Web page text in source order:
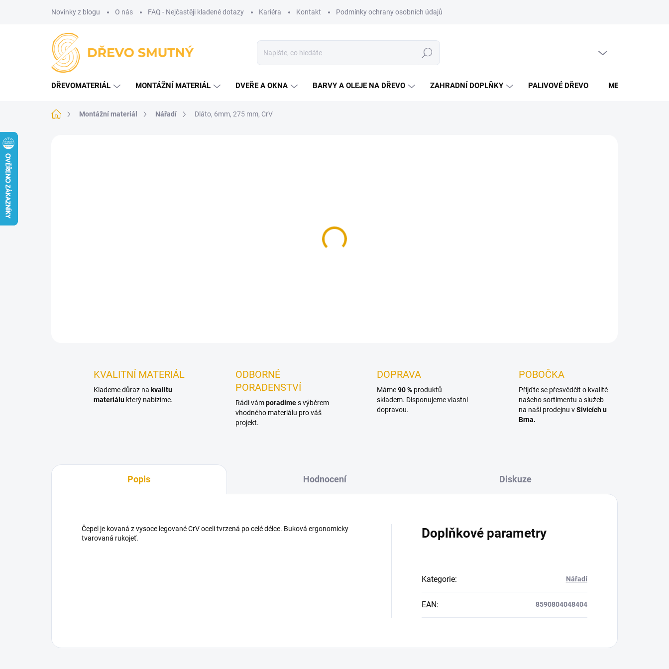
Novinky z blogu O nás FAQ - Nejčastěji kladené dotazy Kariéra Kontakt Podmínky ochrany osobních údajů
Hledat
DŘEVOMATERIÁL MONTÁŽNÍ MATERIÁL DVEŘE A OKNA BARVY A OLEJE NA DŘEVO ZAHRADNÍ DOPLŇKY PALIVOVÉ DŘEVO MERCH DŘEVO
Domů Montážní materiál Nářadí Dláto, 6mm, 275 mm, CrV
DETAILNÍ INFORMACE
KVALITNÍ MATERIÁL
Klademe důraz na kvalitu
materiálu který nabízíme.
ODBORNÉ
PORADENSTVÍ
Rádi vámporadímes výběrem
vhodného materiálu pro váš
projekt.
DOPRAVA
Máme90 % produktů
skladem. Disponujeme vlastní
dopravou.
POBOČKA
Přijďte se přesvědčit o kvalitě
našeho sortimentu a služeb
na naši prodejnu vSivicích u
Brna.
Popis Hodnocení Diskuze
Čepel je kovaná z vysoce legované CrV oceli tvrzená po celé délce. Buková ergonomicky
tvarovaná rukojeť.
Doplňkové parametry
Kategorie: Nářadí
EAN: 8590804048404